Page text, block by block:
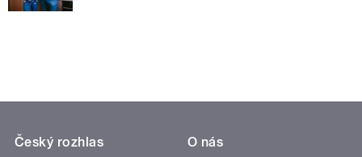
Český rozhlas
O nás